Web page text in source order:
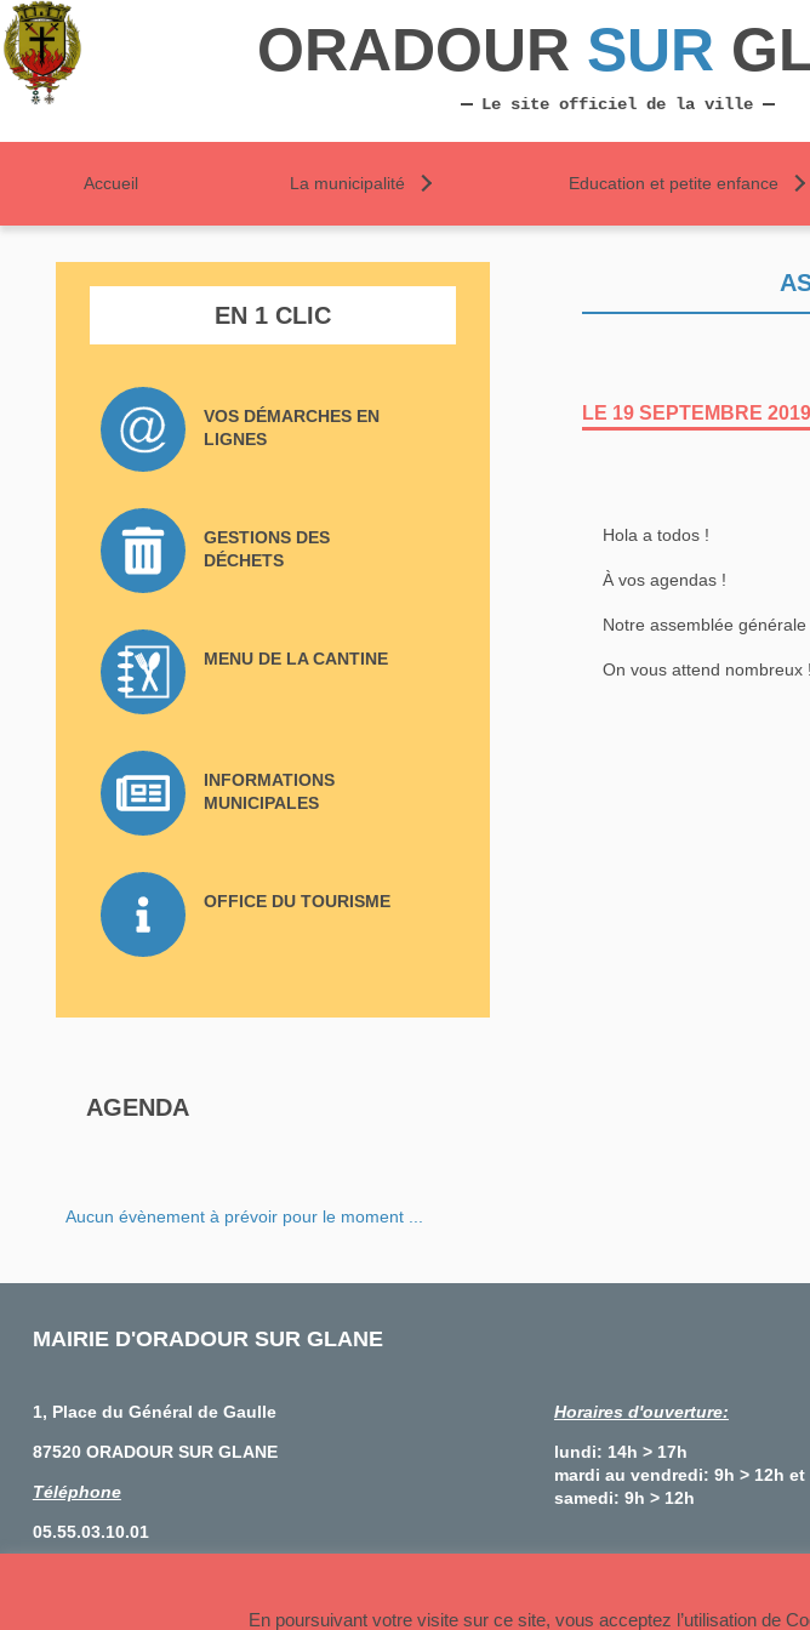
ORADOUR SUR
Le site officiel de la ville
Accueil La municipalité Education et petite enfance
EN 1 CLIC
VOS DÉMARCHES EN
LIGNES
GESTIONS DES
DÉCHETS
MENU DE LA CANTINE
INFORMATIONS
MUNICIPALES
OFFICE DU TOURISME
AGENDA
Aucun évènement à prévoir pour le moment ...
LE 19 SEPTEMBRE
Hola a todos !
À vos agendas !
Notre assemblée
On vous attend nombreux
MAIRIE D'ORADOUR SUR GLANE
1, Place du Général de Gaulle
87520 ORADOUR SUR GLANE
Téléphone
05.55.03.10.01
Horaires d'ouverture:
lundi: 14h > 17h
mardi au vendredi: 9h > 12h et
samedi: 9h > 12h
© 2026 Copyright Oradour sur Glane Plan du site
En poursuivant votre visite sur ce site, vous acceptez l’utilisation de